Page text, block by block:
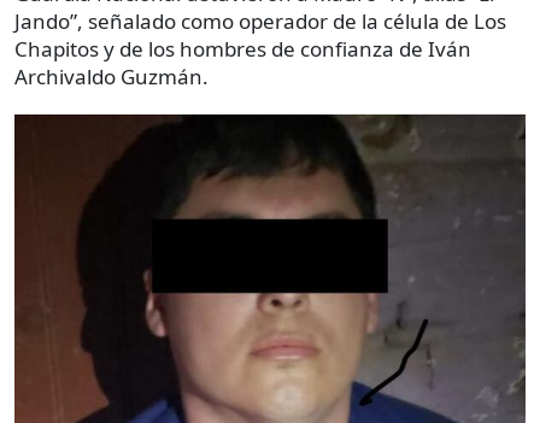
Jando”, señalado como operador de la célula de Los
Chapitos y de los hombres de confianza de Iván
Archivaldo Guzmán.